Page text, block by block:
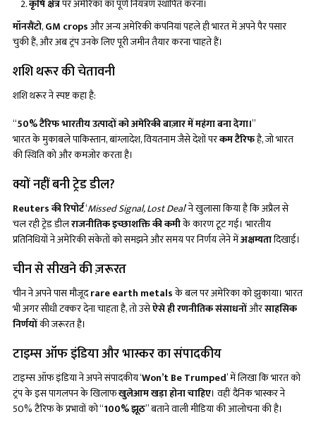
कृषि क्षेत्रपर अमेरिका का पूर्ण नियंत्रण स्थापित करना।
मॉनसैंटो,GM cropsऔर अन्य अमेरिकी कंपनियां पहले ही भारत में अपने पैर पसार
चुकी हैं, और अब ट्रंप उनके लिए पूरी जमीन तैयार करना चाहते हैं।
शशि थरूर की चेतावनी
शशि थरूर ने स्पष्ट कहा है:
“50% टैरिफ भारतीय उत्पादों को अमेरिकी बाज़ार में महंगा बना देगा।”
भारत के मुकाबले पाकिस्तान, बांग्लादेश, वियतनाम जैसे देशों परकम टैरिफहै, जो भारत
की स्थिति को और कमजोर करता है।
क्यों नहीं बनी ट्रेड डील?
Reuters की रिपोर्ट‘Missed Signal, Lost Deal’ ने खुलासा किया है कि अप्रैल से
चल रही ट्रेड डीलराजनीतिक इच्छाशक्ति की कमीके कारण टूट गई। भारतीय
प्रतिनिधियों ने अमेरिकी संकेतों को समझने और समय पर निर्णय लेने मेंअक्षम्यतादिखाई।
चीन से सीखने की ज़रूरत
चीन ने अपने पास मौजूदrare earth metalsके बल पर अमेरिका को झुकाया। भारत
भी अगर सीधी टक्कर देना चाहता है, तो उसेऐसे ही रणनीतिक संसाधनोंऔरसाहसिक
निर्णयोंकी जरूरत है।
टाइम्स ऑफ इंडिया और भास्कर का संपादकीय
टाइम्स ऑफ इंडिया ने अपने संपादकीय ‘Won’t Be Trumped’ में लिखा कि भारत को
ट्रंप के इस पागलपन के खिलाफखुलेआम खड़ा होना चाहिए। वहीं दैनिक भास्कर ने
50% टैरिफ के प्रभावों को “100% झूठ” बताने वाली मीडिया की आलोचना की है।